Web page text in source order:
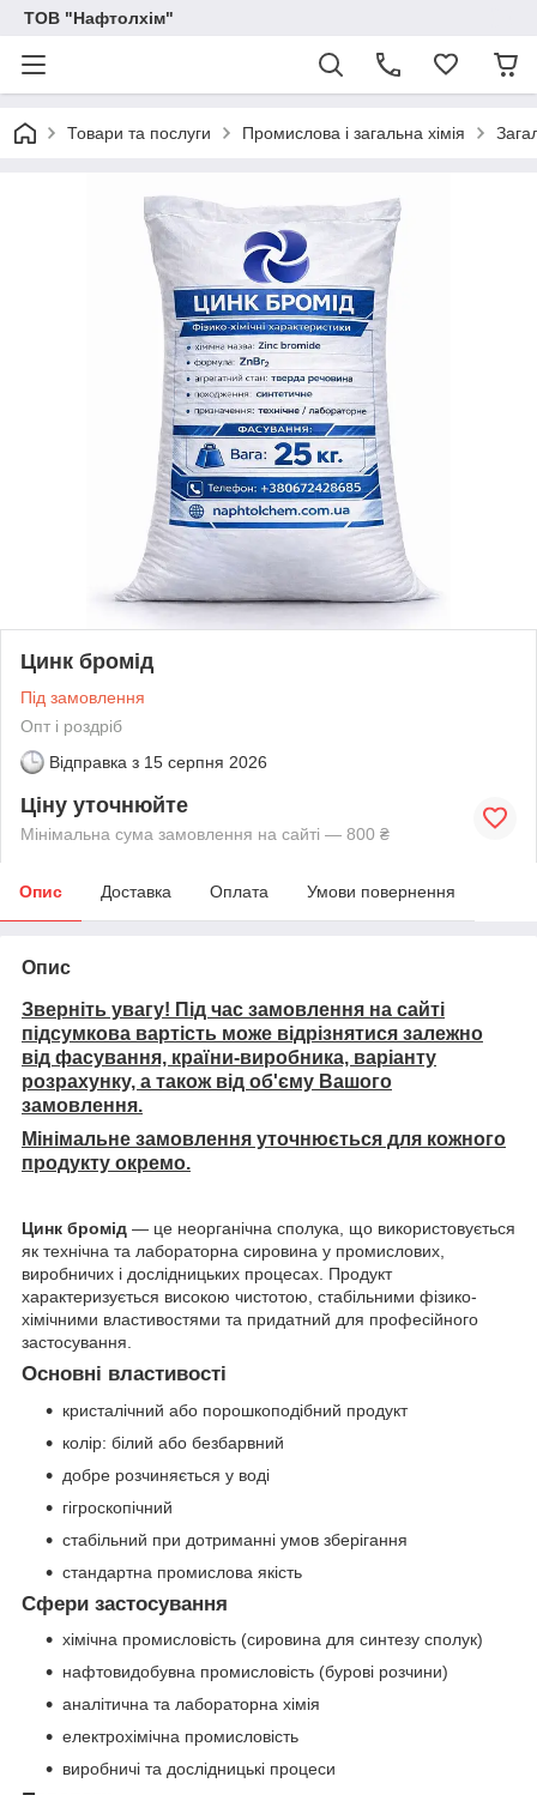
ТОВ "Нафтолхім"
Товари та послуги Промислова і загальна хімія
Цинк бромід
Під замовлення
Опт і роздріб
Відправка з 15 серпня 2026
Ціну уточнюйте
Мінімальна сума замовлення на сайті — 800 ₴
Опис Доставка Оплата Умови повернення
Опис
Зверніть увагу! Під час замовлення на сайті
підсумкова вартість може відрізнятися залежно
від фасування, країни-виробника, варіанту
розрахунку, а також від об'єму Вашого
замовлення.
Мінімальне замовлення уточнюється для кожного
продукту окремо.
Цинк бромід — це неорганічна сполука, що використовується
як технічна та лабораторна сировина у промислових,
виробничих і дослідницьких процесах. Продукт
характеризується високою чистотою, стабільними фізико-
хімічними властивостями та придатний для професійного
застосування.
Основні властивості
кристалічний або порошкоподібний продукт
колір: білий або безбарвний
добре розчиняється у воді
гігроскопічний
стабільний при дотриманні умов зберігання
стандартна промислова якість
Сфери застосування
хімічна промисловість (сировина для синтезу сполук)
нафтовидобувна промисловість (бурові розчини)
аналітична та лабораторна хімія
електрохімічна промисловість
виробничі та дослідницькі процеси